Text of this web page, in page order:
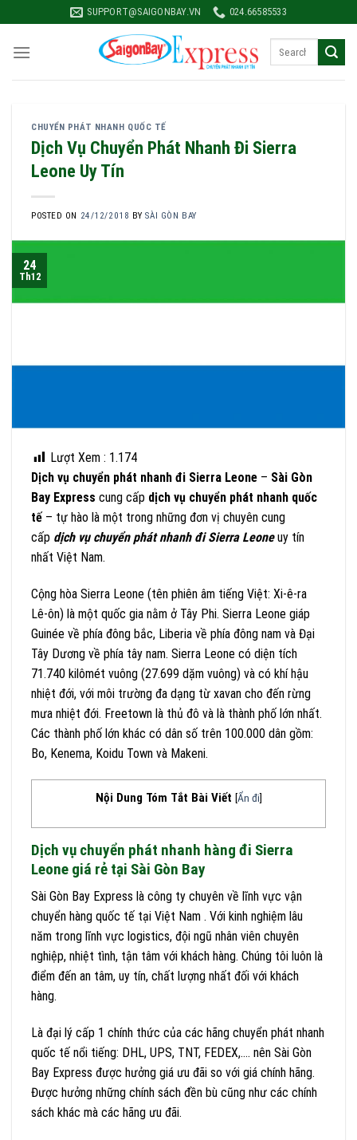
to
content
SUPPORT@SAIGONBAY.VN 024.66585533
CHUYỂN PHÁT NHANH QUỐC TẾ
Dịch Vụ Chuyển Phát Nhanh Đi Sierra
Leone Uy Tín
POSTED ON 24/12/2018 BYSÀI GÒN BAY
24
Th12
Lượt Xem : 1.174
Dịch vụ chuyển phát nhanh đi Sierra Leone – Sài Gòn
Bay Express cung cấp dịch vụ chuyển phát nhanh quốc
tế– tự hào là một trong những đơn vị chuyên cung
cấp dịch vụ chuyển phát nhanh điSierra Leoneuy tín
nhất Việt Nam.
Cộng hòa Sierra Leone (tên phiên âm tiếng Việt: Xi-ê-ra
Lê-ôn) là một quốc gia nằm ở Tây Phi. Sierra Leone giáp
Guinée về phía đông bắc, Liberia về phía đông nam và Đại
Tây Dương về phía tây nam. Sierra Leone có diện tích
71.740 kilômét vuông (27.699 dặm vuông) và có khí hậu
nhiệt đới, với môi trường đa dạng từ xavan cho đến rừng
mưa nhiệt đới. Freetown là thủ đô và là thành phố lớn nhất.
Các thành phố lớn khác có dân số trên 100.000 dân gồm:
Bo, Kenema, Koidu Town và Makeni.
Nội Dung Tóm Tắt Bài Viết [Ẩn đi]
Dịch vụ chuyển phát nhanh hàng đi Sierra
Leone giá rẻ tại Sài Gòn Bay
Sài Gòn Bay Express là công ty chuyên về lĩnh vực vận
chuyển hàng quốc tế tại Việt Nam . Với kinh nghiệm lâu
năm trong lĩnh vực logistics, đội ngũ nhân viên chuyên
nghiệp, nhiệt tình, tận tâm với khách hàng. Chúng tôi luôn là
điểm đến an tâm, uy tín, chất lượng nhất đối với khách
hàng.
Là đại lý cấp 1 chính thức của các hãng chuyển phát nhanh
quốc tế nổi tiếng: DHL, UPS, TNT, FEDEX,…. nên Sài Gòn
Bay Express được hưởng giá ưu đãi so với giá chính hãng.
Được hưởng những chính sách đền bù cũng như các chính
sách khác mà các hãng ưu đãi.